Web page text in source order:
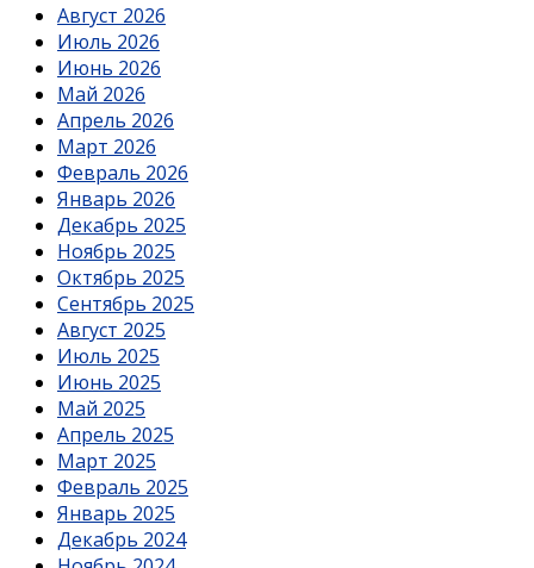
Август 2026
Июль 2026
Июнь 2026
Май 2026
Апрель 2026
Март 2026
Февраль 2026
Январь 2026
Декабрь 2025
Ноябрь 2025
Октябрь 2025
Сентябрь 2025
Август 2025
Июль 2025
Июнь 2025
Май 2025
Апрель 2025
Март 2025
Февраль 2025
Январь 2025
Декабрь 2024